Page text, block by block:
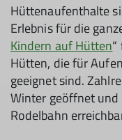
Hüttenaufenthalte
Erlebnis für die
Kindern auf Hütten
Hütten, die für
geeignet sind.
Winter geöffnet
Rodelbahn